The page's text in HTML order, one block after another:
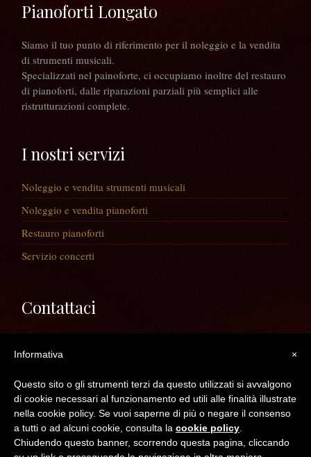
Pianoforti Longato
Siamo il tuo punto di riferimento per il noleggio e la vendita
di strumenti musicali.
Specializzati nel painoforte, ci occupiamo inoltre del restauro
di pianoforti, dalle riparazioni parziali più semplici alle
ristrutturazioni complete.
I nostri servizi
Noleggio e vendita strumenti musicali
Noleggio e vendita pianoforti
Restauro pianoforti
Servizio concerti
Contattaci
30020 Noventa di Piave (VE)
Mail: info@longatopianoforti.it
ORARI DEL NEGOZIO
©2016 Longato Pianoforti di Longato Jean Marie & c. s.n.c. - C.F. /P.IVA /R.I.
×
Informativa
Questo sito o gli strumenti terzi da questo utilizzati si avvalgono
di cookie necessari al funzionamento ed utili alle finalità illustrate
nella cookie policy. Se vuoi saperne di più o negare il consenso
a tutti o ad alcuni cookie, consulta la cookie policy
Chiudendo questo banner, scorrendo questa pagina, cliccando